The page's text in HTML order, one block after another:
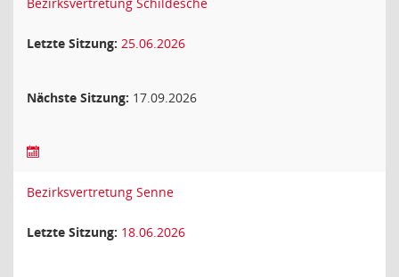
Letzte Sitzung: 25.06.2026
Nächste Sitzung: 17.09.2026
Bezirksvertretung Senne
Letzte Sitzung: 18.06.2026